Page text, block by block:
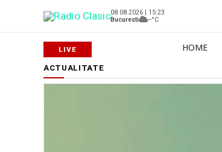
08.08.2026 | 15:23
Bucuresti
--°C
HOME
ACTUALITATE